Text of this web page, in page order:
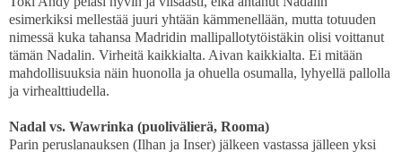
esimerkiksi mellestää juuri yhtään kämmenellään, mutta totuuden
nimessä kuka tahansa Madridin mallipallotytöistäkin olisi voittanut
tämän Nadalin. Virheitä kaikkialta. Aivan kaikkialta. Ei mitään
mahdollisuuksia näin huonolla ja ohuella osumalla, lyhyellä pallolla
ja virhealttiudella.
Nadal vs. Wawrinka (puolivälierä, Rooma)
Parin peruslanauksen (Ilhan ja Inser) jälkeen vastassa jälleen yksi